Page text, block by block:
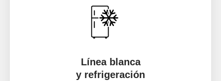
Línea blanca
y refrigeración